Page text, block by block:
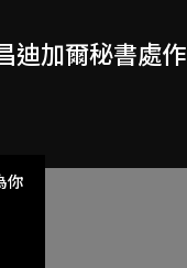
迪加爾秘書處作
你